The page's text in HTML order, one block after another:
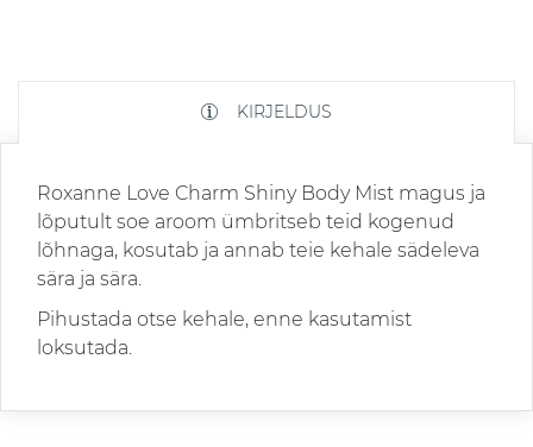
KIRJELDUS
Roxanne Love Charm Shiny Body Mist magus ja
lõputult soe aroom ümbritseb teid kogenud
lõhnaga, kosutab ja annab teie kehale sädeleva
sära ja sära.
Pihustada otse kehale, enne kasutamist
loksutada.